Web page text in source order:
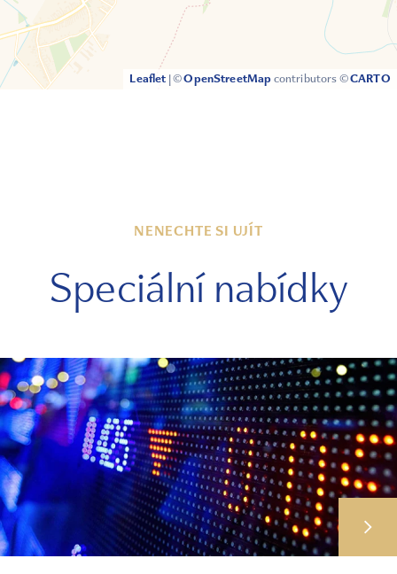
Leaflet |©OpenStreetMap contributors ©CARTO
NENECHTE SI UJÍT
Speciální nabídky